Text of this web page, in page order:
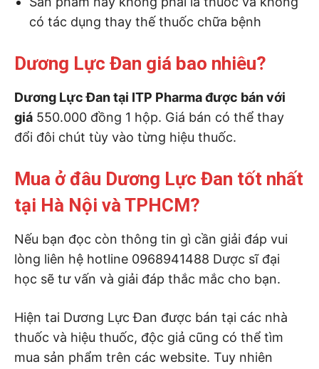
có tác dụng thay thế thuốc chữa bệnh
Dương Lực Đan giá bao nhiêu?
Dương Lực Đan tại ITP Pharma được bán với
giá 550.000 đồng 1 hộp. Giá bán có thể thay
đổi đôi chút tùy vào từng hiệu thuốc.
Mua ở đâu Dương Lực Đan tốt nhất
tại Hà Nội và TPHCM?
Nếu bạn đọc còn thông tin gì cần giải đáp vui
lòng liên hệ hotline 0968941488 Dược sĩ đại
học sẽ tư vấn và giải đáp thắc mắc cho bạn.
Hiện tai Dương Lực Đan được bán tại các nhà
thuốc và hiệu thuốc, độc giả cũng có thể tìm
mua sản phẩm trên các website. Tuy nhiên